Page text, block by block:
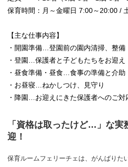
保育時間：月～金曜日 7:00～20:00 /
【主な仕事内容】
・開園準備…登園前の園内清掃、整備
・登園…保護者と子どもたちをお迎え
・昼食準備・昼食…食事の準備と介助
・お昼寝…ねかしつけ、見守り
・降園…お迎えにきた保護者へのご対
「資格は取ったけど…」な実
迎！
保育ルームフェリーチェは、がんばりた